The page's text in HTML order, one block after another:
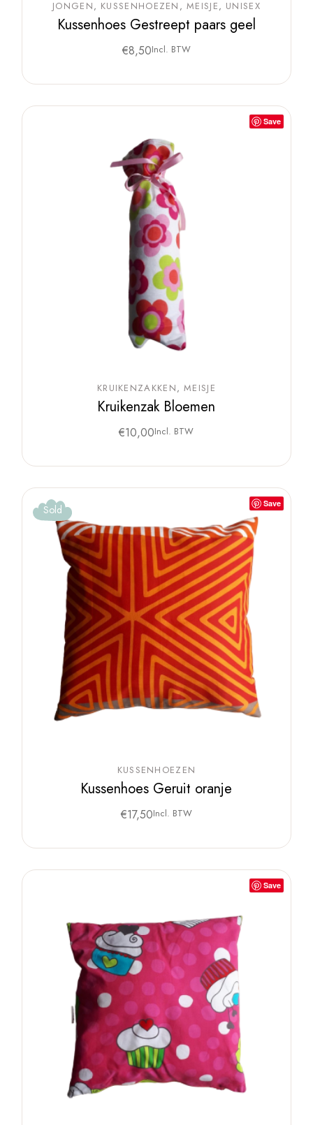
JONGEN KUSSENHOEZEN MEISJE UNISEX
Kussenhoes Gestreept paars geel
€8,50Incl. BTW
Save
KRUIKENZAKKEN MEISJE
Kruikenzak Bloemen
€10,00Incl. BTW
Save
Sold
KUSSENHOEZEN
Kussenhoes Geruit oranje
€17,50Incl. BTW
Save